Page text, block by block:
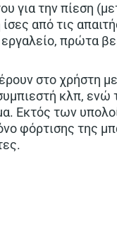
για την πίεση
από τις
πρώτα
στο χρήστη
κλπ, ενώ
Εκτός των
φόρτισης της